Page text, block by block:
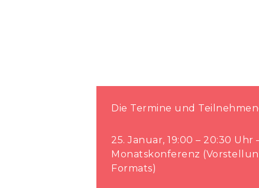
Die Termine und
25. Januar, 19:00 – 20:30 Uhr
Monatskonferenz
Formats)